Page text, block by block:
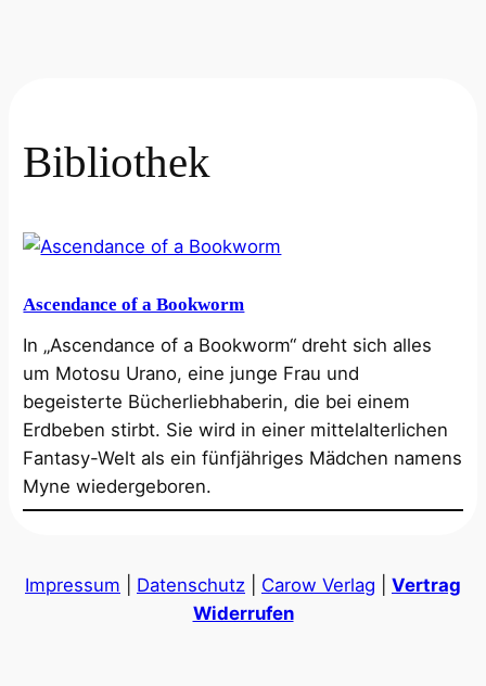
Bibliothek
Ascendance of a Bookworm
In „Ascendance of a Bookworm“ dreht sich alles
um Motosu Urano, eine junge Frau und
begeisterte Bücherliebhaberin, die bei einem
Erdbeben stirbt. Sie wird in einer mittelalterlichen
Fantasy-Welt als ein fünfjähriges Mädchen namens
Myne wiedergeboren.
Impressum Datenschutz Carow Verlag
Vertrag
Widerrufen